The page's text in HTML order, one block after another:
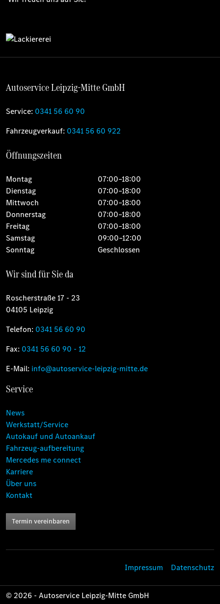
Autoservice Leipzig-Mitte GmbH
Service: 0341 56 60 90
Fahrzeugverkauf: 0341 56 60 922
Öffnungszeiten
Montag
07:00–18:00
Dienstag
07:00–18:00
Mittwoch
07:00–18:00
Donnerstag
07:00–18:00
Freitag
07:00–18:00
Samstag
09:00–12:00
Sonntag
Geschlossen
Wir sind für Sie da
Roscherstraße 17 - 23
04105 Leipzig
Telefon: 0341 56 60 90
Fax: 0341 56 60 90 - 12
E-Mail: info@autoservice-leipzig-mitte.de
Service
News
Werkstatt/Service
Autokauf und Autoankauf
Fahrzeug-aufbereitung
Mercedes me connect
Karriere
Über uns
Kontakt
Termin vereinbaren
Impressum Datenschutz
© 2026 - Autoservice Leipzig-Mitte GmbH